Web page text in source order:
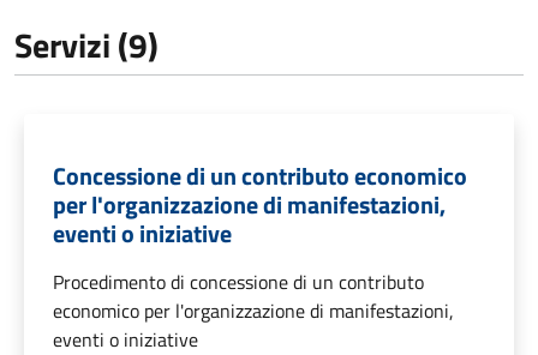
Servizi (9)
Concessione di un contributo economico
per l'organizzazione di manifestazioni,
eventi o iniziative
Procedimento di concessione di un contributo
economico per l'organizzazione di manifestazioni,
eventi o iniziative